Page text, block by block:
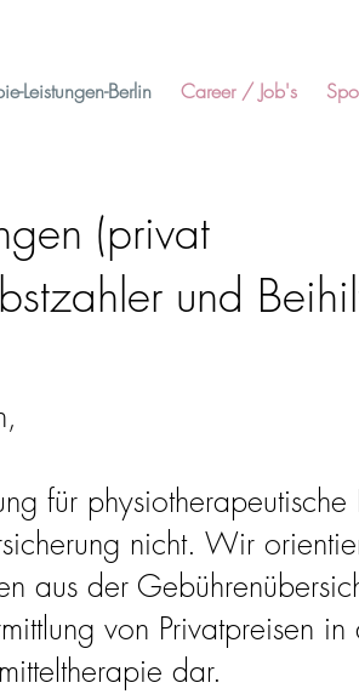
Leistungen-Berlin Career / Job's
(privat
und
für physiotherapeutische
nicht. Wir
aus der
von Privatpreisen
dar.